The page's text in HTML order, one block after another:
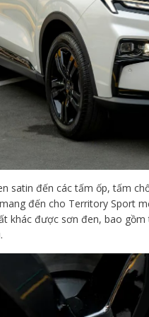
satin đến các tấm ốp, tấm
đến cho Territory Sport
khác được sơn đen, bao